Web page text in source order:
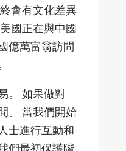
會有文化差異
國正在與中國
億萬富翁訪問
。 如果做對
。 當我們開始
士進行互動和